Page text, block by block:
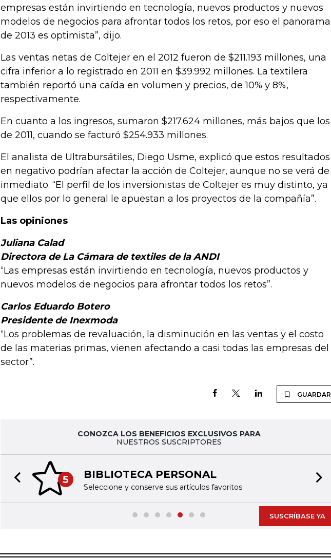
empresas están invirtiendo en tecnología, nuevos productos y nuevos
modelos de negocios para afrontar todos los retos, por eso el panorama
de 2013 es optimista”, dijo.
Las ventas netas de Coltejer en el 2012 fueron de $211.193 millones, una
cifra inferior a lo registrado en 2011 en $39.992 millones. La textilera
también reportó una caída en volumen y precios, de 10% y 8%,
respectivamente.
En cuanto a los ingresos, sumaron $217.624 millones, más bajos que los
de 2011, cuando se facturó $254.933 millones.
El analista de Ultrabursátiles, Diego Usme, explicó que estos resultados
en negativo podrían afectar la acción de Coltejer, aunque no se verá de
inmediato. “El perfil de los inversionistas de Coltejer es muy distinto, ya
que ellos por lo general le apuestan a los proyectos de la compañía”.
Las opiniones
Juliana Calad
Directora de La Cámara de textiles de la ANDI
“Las empresas están invirtiendo en tecnología, nuevos productos y
nuevos modelos de negocios para afrontar todos los retos”.
Carlos Eduardo Botero
Presidente de Inexmoda
“Los problemas de revaluación, la disminución en las ventas y el costo
de las materias primas, vienen afectando a casi todas las empresas del
sector”.
GUARDAR
CONOZCA LOS BENEFICIOS EXCLUSIVOS PARA
NUESTROS SUSCRIPTORES
5 BIBLIOTECA PERSONAL
Seleccione y conserve sus artículos favoritos
Previous slide
SUSCRÍBASE YA